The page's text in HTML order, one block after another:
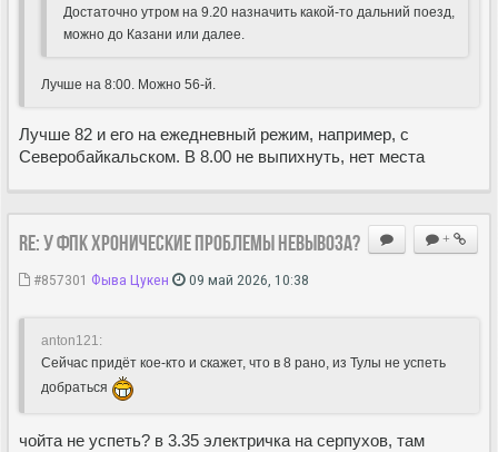
Достаточно утром на 9.20 назначить какой-то дальний поезд,
можно до Казани или далее.
Лучше на 8:00. Можно 56-й.
Лучше 82 и его на ежедневный режим, например, с
Северобайкальском. В 8.00 не выпихнуть, нет места
+
Re: У ФПК хронические проблемы невывоза?
#857301 Фыва Цукен 09 май 2026, 10:38
anton121:
Сейчас придёт кое-кто и скажет, что в 8 рано, из Тулы не успеть
добраться
чойта не успеть? в 3.35 электричка на серпухов, там